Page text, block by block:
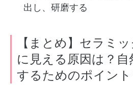
出し、研磨する
【まとめ】セラミ
に見える原因は？自
するためのポイン